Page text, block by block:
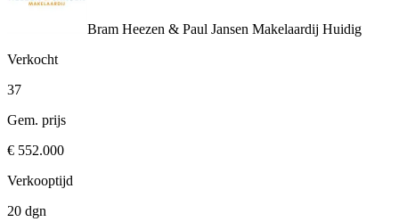
Bram Heezen & Paul Jansen Makelaardij Huidig
Verkocht
37
Gem. prijs
€ 552.000
Verkooptijd
20 dgn